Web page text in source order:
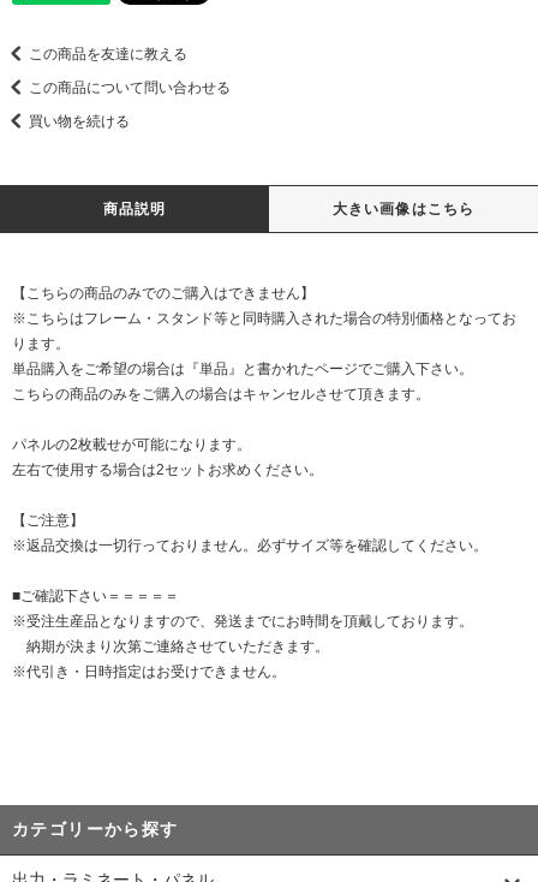
この商品を友達に教える
この商品について問い合わせる
買い物を続ける
商品説明 大きい画像はこちら
【こちらの商品のみでのご購入はできません】
※こちらはフレーム・スタンド等と同時購入された場合の特別価格となってお
ります。
単品購入をご希望の場合は『単品』と書かれたページでご購入下さい。
こちらの商品のみをご購入の場合はキャンセルさせて頂きます。
パネルの2枚載せが可能になります。
左右で使用する場合は2セットお求めください。
【ご注意】
※返品交換は一切行っておりません。必ずサイズ等を確認してください。
■ご確認下さい＝＝＝＝＝
※受注生産品となりますので、発送までにお時間を頂戴しております。
納期が決まり次第ご連絡させていただきます。
※代引き・日時指定はお受けできません。
カテゴリーから探す